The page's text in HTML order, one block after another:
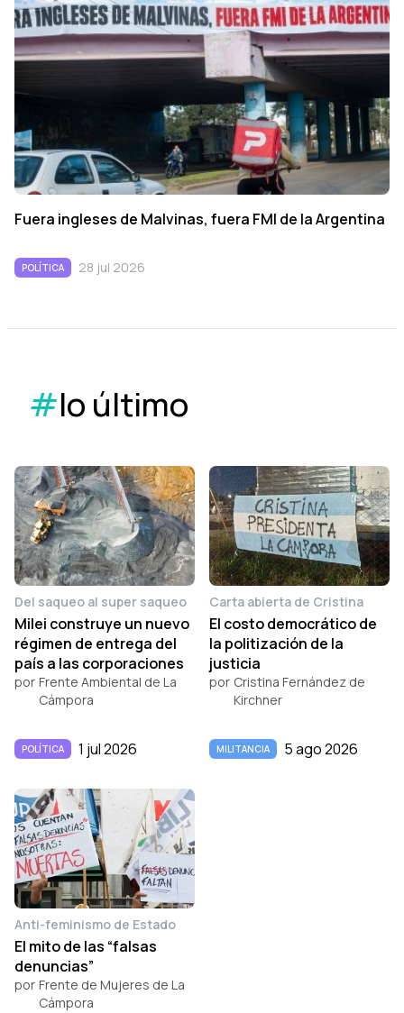
Fuera ingleses de Malvinas, fuera FMI de la Argentina
POLÍTICA 28 jul 2026
#lo último
Del saqueo al super saqueo
Milei construye un nuevo
régimen de entrega del
país a las corporaciones
por Frente Ambiental de La
Cámpora
POLÍTICA 1 jul 2026
Carta abierta de Cristina
El costo democrático de
la politización de la
justicia
por Cristina Fernández de
Kirchner
MILITANCIA 5 ago 2026
Anti-feminismo de Estado
El mito de las “falsas
denuncias”
por Frente de Mujeres de La
Cámpora